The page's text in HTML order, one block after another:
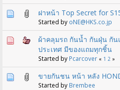
ฝาหน้า Top Secret for
Started by oNE@HKS.co.jp
ผ้าคลุมรถ กันน้ำ กันฝุ่น กั
ประเทศ มีของแถมทุกชิ้น
Started by Pcarcover « 1 2 »
ขายกันชน หน้า หลัง
Started by Brembee